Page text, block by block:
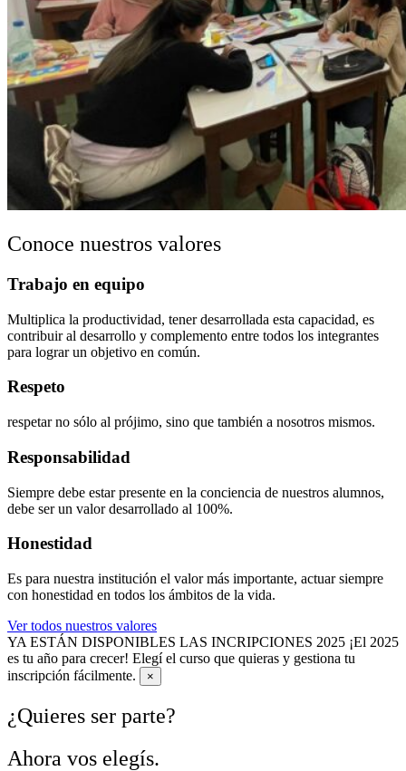
Conoce nuestros valores
Trabajo en equipo
Multiplica la productividad, tener desarrollada esta capacidad, es
contribuir al desarrollo y complemento entre todos los integrantes
para lograr un objetivo en común.
Respeto
respetar no sólo al prójimo, sino que también a nosotros mismos.
Responsabilidad
Siempre debe estar presente en la conciencia de nuestros alumnos,
debe ser un valor desarrollado al 100%.
Honestidad
Es para nuestra institución el valor más importante, actuar siempre
con honestidad en todos los ámbitos de la vida.
Ver todos nuestros valores
YA ESTÁN DISPONIBLES LAS INCRIPCIONES 2025 ¡El 2025
es tu año para crecer! Elegí el curso que quieras y gestiona tu
inscripción fácilmente.
×
¿Quieres ser parte?
Ahora vos elegís.